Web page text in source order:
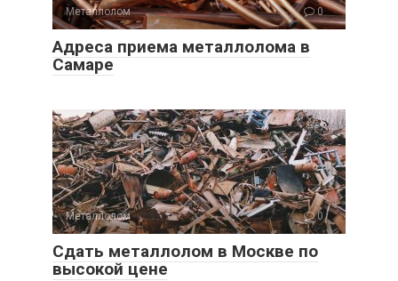
Металлолом 0
Адреса приема металлолома в
Самаре
Металлолом 0
Сдать металлолом в Москве по
высокой цене